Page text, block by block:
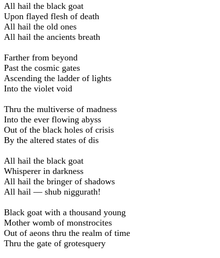
All hail the black goat
Upon flayed flesh of death
All hail the old ones
All hail the ancients breath
Farther from beyond
Past the cosmic gates
Ascending the ladder of lights
Into the violet void
Thru the multiverse of madness
Into the ever flowing abyss
Out of the black holes of crisis
By the altered states of dis
All hail the black goat
Whisperer in darkness
All hail the bringer of shadows
All hail — shub niggurath!
Black goat with a thousand young
Mother womb of monstrocites
Out of aeons thru the realm of time
Thru the gate of grotesquery